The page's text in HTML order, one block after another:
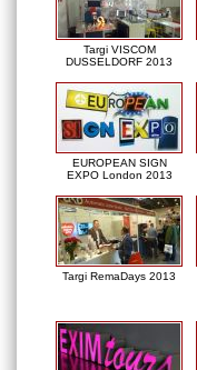
Targi VISCOM
DUSSELDORF 2013
EUROPEAN SIGN
EXPO London 2013
Targi RemaDays 2013